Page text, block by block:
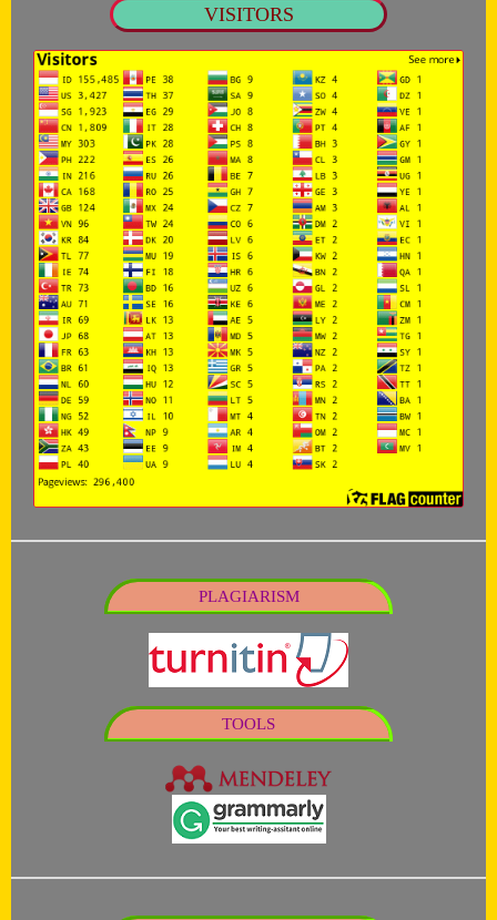
VISITORS
PLAGIARISM
TOOLS